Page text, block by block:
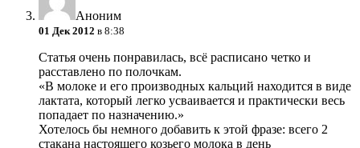
Аноним
01 Дек 2012 в 8:38
Статья очень понравилась, всё расписано четко и
расставлено по полочкам.
«В молоке и его производных кальций находится в виде
лактата, который легко усваивается и практически весь
попадает по назначению.»
Хотелось бы немного добавить к этой фразе: всего 2
стакана настоящего козьего молока в день